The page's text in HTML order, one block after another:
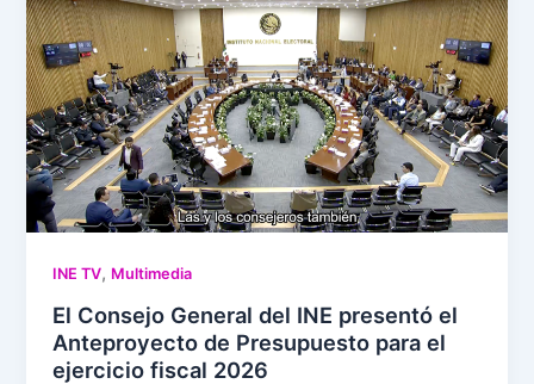
INE TV, Multimedia
El Consejo General del INE presentó el
Anteproyecto de Presupuesto para el
ejercicio fiscal 2026